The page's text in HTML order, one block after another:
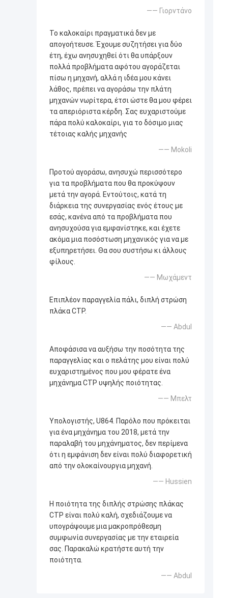
—— Γιορντάνο
Το καλοκαίρι πραγματικά δεν με
απογοήτευσε. Έχουμε συζητήσει για δύο
έτη, έχω ανησυχηθεί ότι θα υπάρξουν
πολλά προβλήματα αφότου αγοράζεται
πίσω η μηχανή, αλλά η ιδέα μου κάνει
λάθος, πρέπει να αγοράσω την πλάτη
μηχανών νωρίτερα, έτσι ώστε θα μου φέρει
τα απεριόριστα κέρδη. Σας ευχαριστούμε
πάρα πολύ καλοκαίρι, για το δόσιμο μιας
τέτοιας καλής μηχανής
—— Mokoli
Προτού αγοράσω, ανησυχώ περισσότερο
για τα προβλήματα που θα προκύψουν
μετά την αγορά. Εντούτοις, κατά τη
διάρκεια της συνεργασίας ενός έτους με
εσάς, κανένα από τα προβλήματα που
ανησυχούσα για εμφανίστηκε, και έχετε
ακόμα μια ποσόστωση μηχανικός για να με
εξυπηρετήσει. Θα σου συστήσω κι άλλους
φίλους.
—— Μωχάμεντ
Επιπλέον παραγγελία πάλι, διπλή στρώση
πλάκα CTP.
—— Abdul
Αποφάσισα να αυξήσω την ποσότητα της
παραγγελίας και ο πελάτης μου είναι πολύ
ευχαριστημένος που μου φέρατε ένα
μηχάνημα CTP υψηλής ποιότητας.
—— Μπελτ
Υπολογιστής, U864. Παρόλο που πρόκειται
για ένα μηχάνημα του 2018, μετά την
παραλαβή του μηχάνηματος, δεν περίμενα
ότι η εμφάνιση δεν είναι πολύ διαφορετική
από την ολοκαίνουργια μηχανή.
—— Hussien
Η ποιότητα της διπλής στρώσης πλάκας
CTP είναι πολύ καλή, σχεδιάζουμε να
υπογράψουμε μια μακροπρόθεσμη
συμφωνία συνεργασίας με την εταιρεία
σας. Παρακαλώ κρατήστε αυτή την
ποιότητα.
—— Abdul